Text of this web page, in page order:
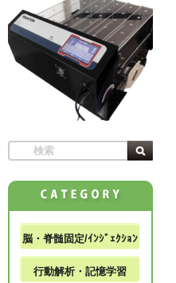
脳・脊髄固定/ｲﾝｼﾞｪｸｼｮﾝ
行動解析・記憶学習